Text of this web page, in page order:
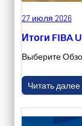
27 июля 2026
Итоги FIBA
Выберите
Читать далее